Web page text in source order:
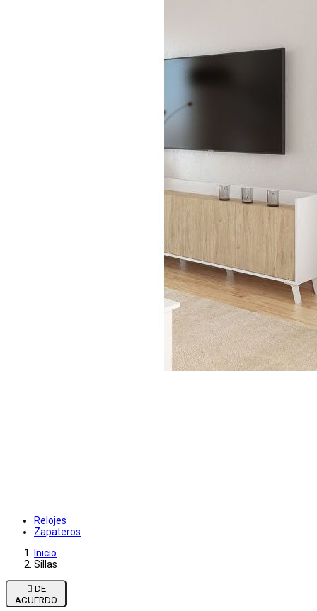
Relojes
Zapateros
Inicio
Sillas

ACUERDO